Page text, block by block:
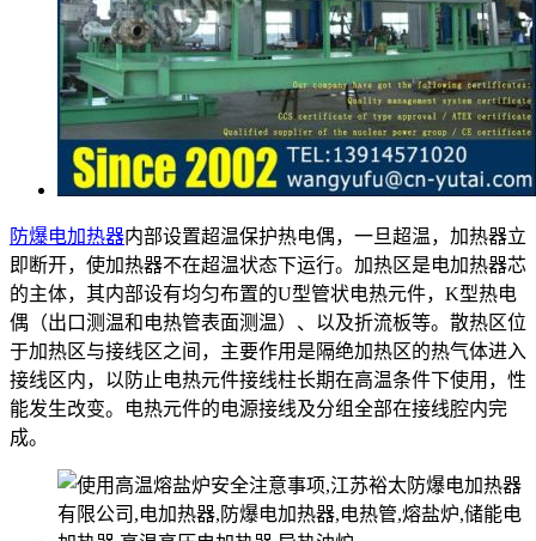
防爆电加热器内部设置超温保护热电偶，一旦超温，加热器立
即断开，使加热器不在超温状态下运行。加热区是电加热器芯
的主体，其内部设有均匀布置的U型管状电热元件，K型热电
偶（出口测温和电热管表面测温）、以及折流板等。散热区位
于加热区与接线区之间，主要作用是隔绝加热区的热气体进入
接线区内，以防止电热元件接线柱长期在高温条件下使用，性
能发生改变。电热元件的电源接线及分组全部在接线腔内完
成。